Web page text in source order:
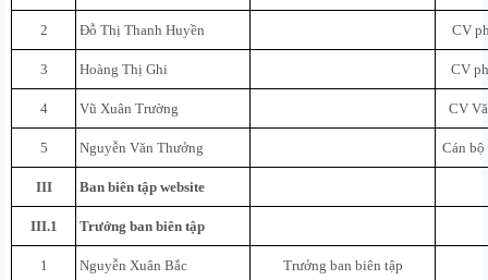
2 Đỗ Thị Thanh Huyền CV
3 Hoàng Thị Ghi CV
4 Vũ Xuân Trường CV
5 Nguyễn Văn Thưởng Cán bộ
III Ban biên tập website
III.1 Trưởng ban biên tập
1 Nguyễn Xuân Bắc Trưởng ban biên tập